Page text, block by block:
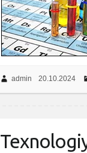
admin 20.10.2024